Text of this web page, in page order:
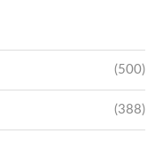
(500)
(388)